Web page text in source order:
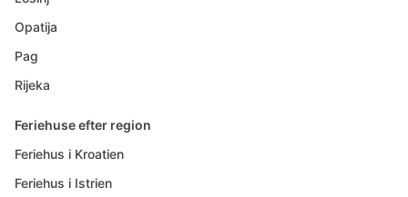
Opatija
Pag
Rijeka
Feriehuse efter region
Feriehus i Kroatien
Feriehus i Istrien